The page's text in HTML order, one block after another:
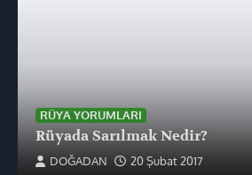
RÜYA YORUMLARI
Rüyada Sarılmak Nedir?
DOĞADAN 20 Şubat 2017